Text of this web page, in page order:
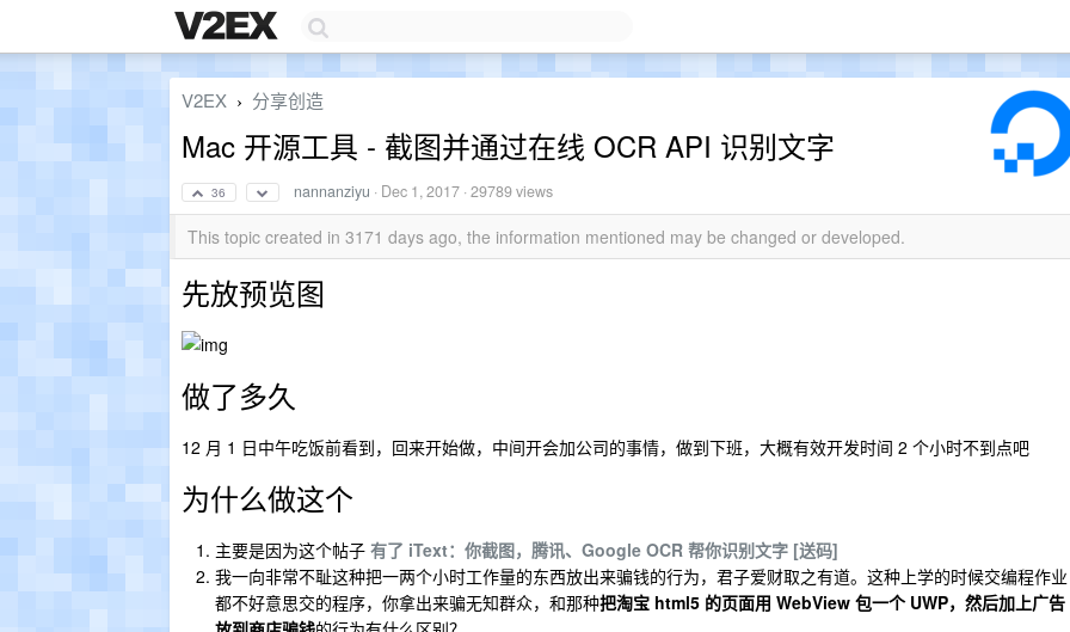
V2EX › 分享创造
Mac 开源工具 - 截图并通过在线 OCR API 识别文字
36 nannanziyu · Dec 1, 2017 · 29789 views
This topic created in 3171 days ago, the information mentioned may be changed or developed.
先放预览图
做了多久
12 月 1 日中午吃饭前看到，回来开始做，中间开会加公司的事情，做到下班，大概有效开发时间 2 个小时不到点吧
为什么做这个
主要是因为这个帖子 有了 iText：你截图，腾讯、Google OCR 帮你识别文字 [送码]
我一向非常不耻这种把一两个小时工作量的东西放出来骗钱的行为，君子爱财取之有道。这种上学的时候交编程作业
都不好意思交的程序，你拿出来骗无知群众，和那种把淘宝 html5 的页面用 WebView 包一个 UWP，然后加上广告